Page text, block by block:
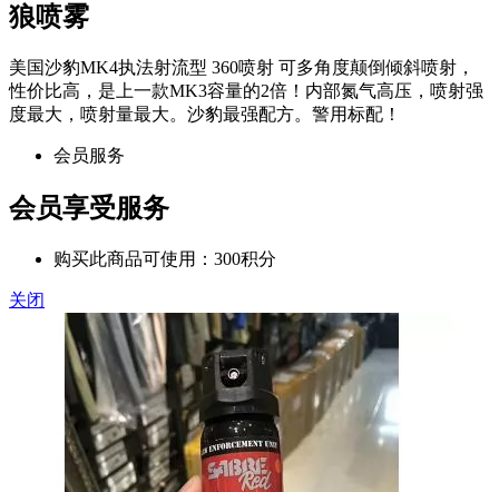
狼喷雾
美国沙豹MK4执法射流型 360喷射 可多角度颠倒倾斜喷射，
性价比高，是上一款MK3容量的2倍！内部氮气高压，喷射强
度最大，喷射量最大。沙豹最强配方。警用标配！
会员服务
会员享受服务
购买此商品可使用：300积分
关闭